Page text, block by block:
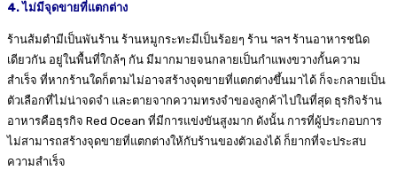
4. ไม่มีจุดขายที่แตกต่าง
ร้านส้มตำมีเป็นพันร้าน ร้านหมูกระทะมีเป็นร้อยๆ ร้าน ฯลฯ ร้านอาหารชนิด
เดียวกัน อยู่ในพื้นที่ใกล้ๆ กัน มีมากมายจนกลายเป็นกำแพงขวางกั้นความ
สำเร็จ ที่หากร้านใดก็ตามไม่อาจสร้างจุดขายที่แตกต่างขึ้นมาได้ ก็จะกลายเป็น
ตัวเลือกที่ไม่น่าจดจำ และตายจากความทรงจำของลูกค้าไปในที่สุด ธุรกิจร้าน
อาหารคือธุรกิจ Red Ocean ที่มีการแข่งขันสูงมาก ดังนั้น การที่ผู้ประกอบการ
ไม่สามารถสร้างจุดขายที่แตกต่างให้กับร้านของตัวเองได้ ก็ยากที่จะประสบ
ความสำเร็จ